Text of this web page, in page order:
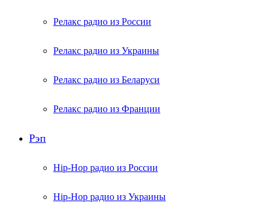
Релакс радио из России
Релакс радио из Украины
Релакс радио из Беларуси
Релакс радио из Франции
Рэп
Hip-Hop радио из России
Hip-Hop радио из Украины